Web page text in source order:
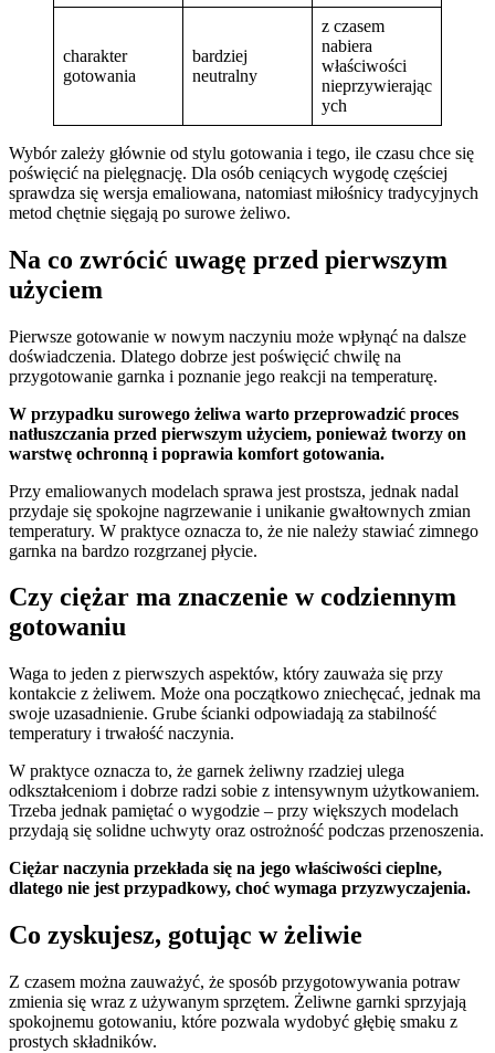
charakter
gotowania
bardziej
neutralny
z czasem
nabiera
właściwości
nieprzywierając
ych
Wybór zależy głównie od stylu gotowania i tego, ile czasu chce się
poświęcić na pielęgnację. Dla osób ceniących wygodę częściej
sprawdza się wersja emaliowana, natomiast miłośnicy tradycyjnych
metod chętnie sięgają po surowe żeliwo.
Na co zwrócić uwagę przed pierwszym
użyciem
Pierwsze gotowanie w nowym naczyniu może wpłynąć na dalsze
doświadczenia. Dlatego dobrze jest poświęcić chwilę na
przygotowanie garnka i poznanie jego reakcji na temperaturę.
W przypadku surowego żeliwa warto przeprowadzić proces
natłuszczania przed pierwszym użyciem, ponieważ tworzy on
warstwę ochronną i poprawia komfort gotowania.
Przy emaliowanych modelach sprawa jest prostsza, jednak nadal
przydaje się spokojne nagrzewanie i unikanie gwałtownych zmian
temperatury. W praktyce oznacza to, że nie należy stawiać zimnego
garnka na bardzo rozgrzanej płycie.
Czy ciężar ma znaczenie w codziennym
gotowaniu
Waga to jeden z pierwszych aspektów, który zauważa się przy
kontakcie z żeliwem. Może ona początkowo zniechęcać, jednak ma
swoje uzasadnienie. Grube ścianki odpowiadają za stabilność
temperatury i trwałość naczynia.
W praktyce oznacza to, że garnek żeliwny rzadziej ulega
odkształceniom i dobrze radzi sobie z intensywnym użytkowaniem.
Trzeba jednak pamiętać o wygodzie – przy większych modelach
przydają się solidne uchwyty oraz ostrożność podczas przenoszenia.
Ciężar naczynia przekłada się na jego właściwości cieplne,
dlatego nie jest przypadkowy, choć wymaga przyzwyczajenia.
Co zyskujesz, gotując w żeliwie
Z czasem można zauważyć, że sposób przygotowywania potraw
zmienia się wraz z używanym sprzętem. Żeliwne garnki sprzyjają
spokojnemu gotowaniu, które pozwala wydobyć głębię smaku z
prostych składników.